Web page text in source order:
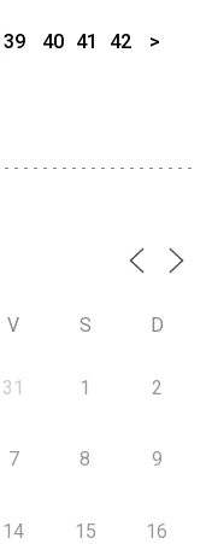
39 40 41 42 >
V S D
31 1 2
7 8 9
14 15 16